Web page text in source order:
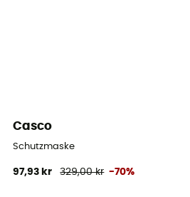
Casco
Schutzmaske
97,93 kr 329,00 kr -70%